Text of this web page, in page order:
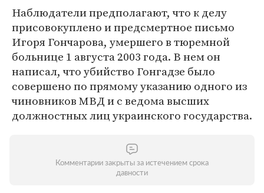
Наблюдатели предполагают, что к делу
присовокуплено и предсмертное письмо
Игоря Гончарова, умершего в тюремной
больнице 1 августа 2003 года. В нем он
написал, что убийство Гонгадзе было
совершено по прямому указанию одного из
чиновников МВД и с ведома высших
должностных лиц украинского государства.
Комментарии закрыты за истечением срока
давности